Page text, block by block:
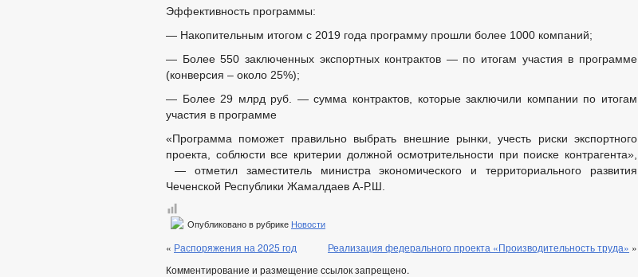
Эффективность программы:
— Накопительным итогом с 2019 года программу прошли более 1000 компаний;
— Более 550 заключенных экспортных контрактов — по итогам участия в программе
(конверсия – около 25%);
— Более 29 млрд руб. — сумма контрактов, которые заключили компании по итогам
участия в программе
«Программа поможет правильно выбрать внешние рынки, учесть риски экспортного
проекта, соблюсти все критерии должной осмотрительности при поиске контрагента»,
— отметил заместитель министра экономического и территориального развития
Чеченской Республики Жамалдаев А-Р.Ш.
Опубликовано в рубрике Новости
« Распоряжения на 2025 год Реализация федерального проекта «Производительность труда» »
Комментирование и размещение ссылок запрещено.